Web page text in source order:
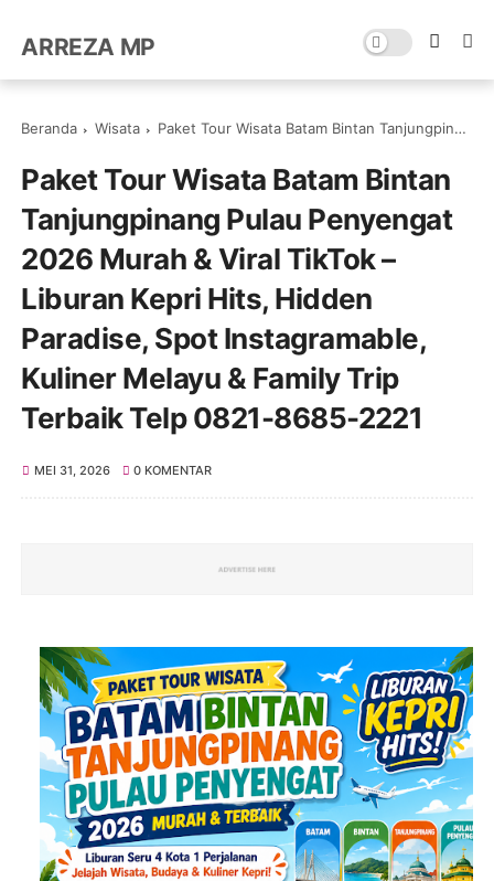
ARREZA MP
Beranda Wisata Paket Tour Wisata Batam Bintan Tanjungpinang Pulau Penyengat 2026 Murah & Viral TikTok – Liburan Kepri Hits, Hidden Paradise, Spot Instagramable, Kuliner Melayu & Family Trip Terbaik Telp 0821-8685-2221
Paket Tour Wisata Batam Bintan
Tanjungpinang Pulau Penyengat
2026 Murah & Viral TikTok –
Liburan Kepri Hits, Hidden
Paradise, Spot Instagramable,
Kuliner Melayu & Family Trip
Terbaik Telp 0821-8685-2221
MEI 31, 2026 0 KOMENTAR